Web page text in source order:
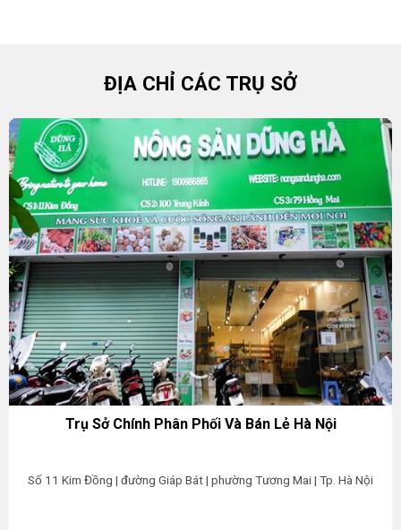
ĐỊA CHỈ CÁC TRỤ SỞ
Trụ Sở Chính Phân Phối Và Bán Lẻ Hà Nội
Số 11 Kim Đồng | đường Giáp Bát | phường Tương Mai | Tp. Hà Nội